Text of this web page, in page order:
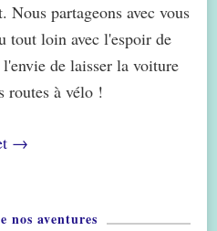
Nous partageons avec vous
tout loin avec l'espoir de
de laisser la voiture
routes à vélo !
→
nos aventures